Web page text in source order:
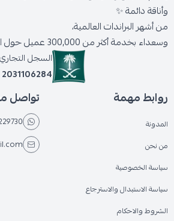
وأناقة دائمة ✨
من أشهر البراندات العالمية،
وسعداء بخدمة أكثر من 300,000 عميل حول المملكة.
السجل التجاري
2031106284
روابط مهمة
المدونة
من نحن
سياسة الخصوصية
سياسة الاستبدال والاسترجاع
الشروط والاحكام
تواصل